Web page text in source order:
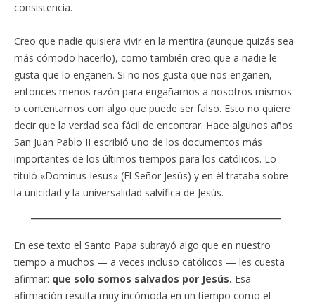
consistencia.
Creo que nadie quisiera vivir en la mentira (aunque quizás sea
más cómodo hacerlo), como también creo que a nadie le
gusta que lo engañen. Si no nos gusta que nos engañen,
entonces menos razón para engañarnos a nosotros mismos
o contentarnos con algo que puede ser falso. Esto no quiere
decir que la verdad sea fácil de encontrar. Hace algunos años
San Juan Pablo II escribió uno de los documentos más
importantes de los últimos tiempos para los católicos. Lo
tituló «Dominus Iesus» (El Señor Jesús) y en él trataba sobre
la unicidad y la universalidad salvífica de Jesús.
En ese texto el Santo Papa subrayó algo que en nuestro
tiempo a muchos — a veces incluso católicos — les cuesta
afirmar: que solo somos salvados por Jesús. Esa
afirmación resulta muy incómoda en un tiempo como el